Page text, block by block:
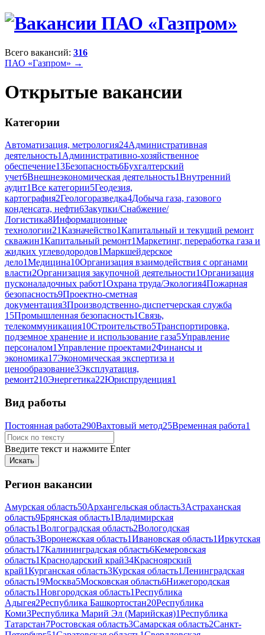
Всего вакансий: 316
ПАО «Газпром» →
Открытые вакансии
Категории
Автоматизация, метрология24Административная
деятельность1Административно-хозяйственное
обеспечение13Безопасность6Бухгалтерский
учет6Внешнеэкономическая деятельность1Внутренний
аудит1Все категории5Геодезия,
картография2Геологоразведка4Добыча газа, газового
конденсата, нефти6Закупки/Снабжение/
Логистика8Информационные
технологии21Казначейство1Капитальный и текущий ремонт
скважин1Капитальный ремонт1Маркетинг, переработка газа и
жидких углеводородов1Маркшейдерское
дело1Медицина10Организация взаимодействия с органами
власти2Организация закупочной деятельности1Организация
пусконаладочных работ1Охрана труда/Экология4Пожарная
безопасность9Проектно-сметная
документация3Производственно-диспетчерская служба
15Промышленная безопасность1Связь,
телекоммуникация10Строительство5Транспортировка,
подземное хранение и использование газа5Управление
персоналом1Управление проектами2Финансы и
экономика17Экономическая экспертиза и
ценообразование3Эксплуатация,
ремонт210Энергетика22Юриспруденция1
Вид работы
Постоянная работа290Вахтовый метод25Временная работа1
Введите текст и нажмите Enter
Регион вакансии
Амурская область50Архангельская область3Астраханская
область9Брянская область1Владимирская
область1Волгоградская область2Вологодская
область3Воронежская область1Ивановская область1Иркутская
область17Калининградская область6Кемеровская
область1Краснодарский край34Красноярский
край1Курганская область3Курская область1Ленинградская
область19Москва5Московская область6Нижегородская
область1Новгородская область1Республика
Адыгея2Республика Башкортостан20Республика
Коми3Республика Марий Эл (Марийская)1Республика
Татарстан7Ростовская область3Самарская область2Санкт-